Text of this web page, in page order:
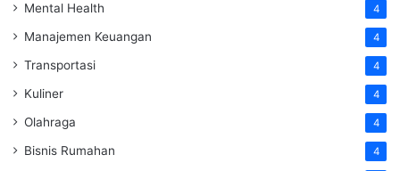
Mental Health 4
Manajemen Keuangan 4
Transportasi 4
Kuliner 4
Olahraga 4
Bisnis Rumahan 4